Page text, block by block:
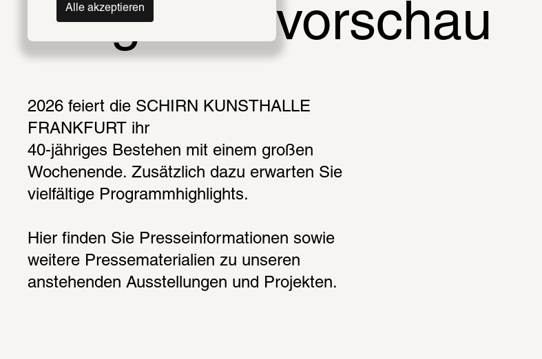
Alle akzeptieren
Programmvorschau
2026 feiert die SCHIRN KUNSTHALLE
FRANKFURT ihr
40-jähriges Bestehen mit einem großen
Wochenende. Zusätzlich dazu erwarten Sie
vielfältige Programmhighlights.
Hier finden Sie Presseinformationen sowie
weitere Pressematerialien zu unseren
anstehenden Ausstellungen und Projekten.